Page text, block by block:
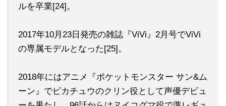
ルを卒業[24]。
2017年10月23日発売の雑誌『ViVi』2月号でViVi
の専属モデルとなった[25]。
2018年にはアニメ『ポケットモンスター サン&ム
ーン』でピカチュウのクリン役として声優デビュ